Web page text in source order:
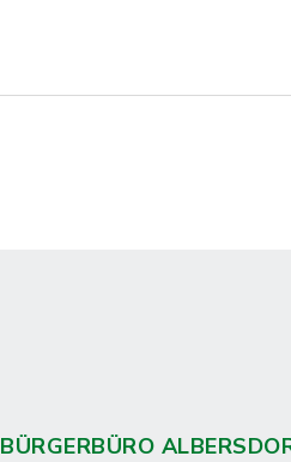
BÜRGERBÜRO